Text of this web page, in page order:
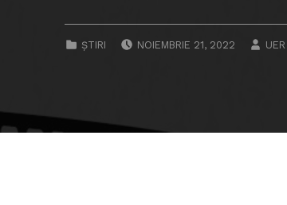
ȘTIRI NOIEMBRIE 21, 2022